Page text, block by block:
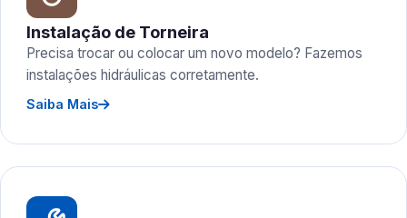
Instalação de Torneira
Precisa trocar ou colocar um novo modelo? Fazemos
instalações hidráulicas corretamente.
Saiba Mais